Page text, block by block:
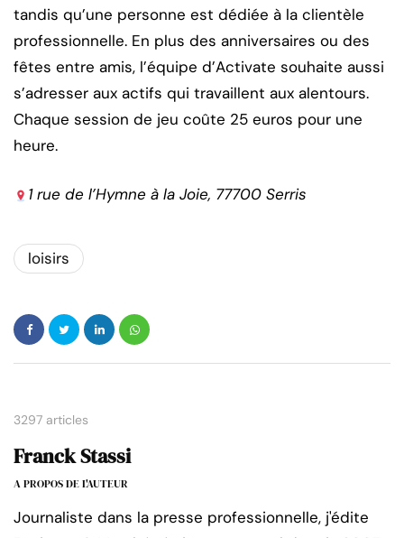
tandis qu’une personne est dédiée à la clientèle
professionnelle. En plus des anniversaires ou des
fêtes entre amis, l’équipe d’Activate souhaite aussi
s’adresser aux actifs qui travaillent aux alentours.
Chaque session de jeu coûte 25 euros pour une
heure.
1 rue de l’Hymne à la Joie, 77700 Serris
loisirs
3297 articles
Franck Stassi
A PROPOS DE L'AUTEUR
Journaliste dans la presse professionnelle, j'édite